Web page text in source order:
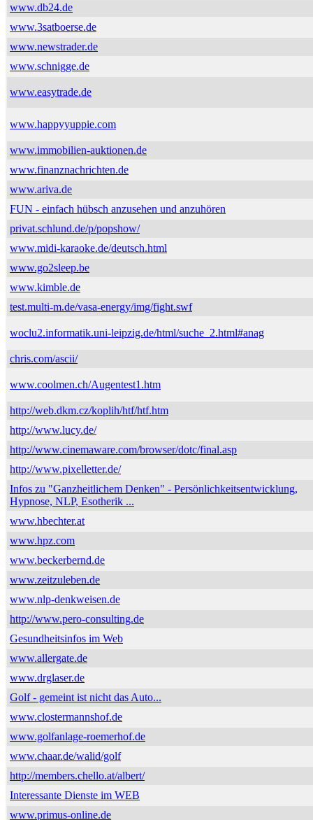
www.db24.de
www.3satboerse.de
www.newstrader.de
www.schnigge.de
www.easytrade.de
www.happyyuppie.com
www.immobilien-auktionen.de
www.finanznachrichten.de
www.ariva.de
FUN - einfach hübsch anzusehen und anzuhören
privat.schlund.de/p/popshow/
www.midi-karaoke.de/deutsch.html
www.go2sleep.be
www.kimble.de
test.multi-m.de/vasa-energy/img/fight.swf
woclu2.informatik.uni-leipzig.de/html/suche_2.html#anag
chris.com/ascii/
www.coolmen.ch/Augentest1.htm
http://web.dkm.cz/koplih/htf/htf.htm
http://www.lucy.de/
http://www.cinemaware.com/browser/dotc/final.asp
http://www.pixelletter.de/
Infos zu "Ganzheitlichem Denken" - Persönlichkeitsentwicklung,
Hypnose, NLP, Esotherik ...
www.hbechter.at
www.hpz.com
www.beckerbernd.de
www.zeitzuleben.de
www.nlp-denkweisen.de
http://www.pero-consulting.de
Gesundheitsinfos im Web
www.allergate.de
www.drglaser.de
Golf - gemeint ist nicht das Auto...
www.clostermannshof.de
www.golfanlage-roemerhof.de
www.chaar.de/walid/golf
http://members.chello.at/albert/
Interessante Dienste im WEB
www.primus-online.de